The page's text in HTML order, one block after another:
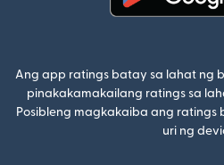
Ang app ratings batay sa lahat ng
pinakakamakailang ratings sa
Posibleng magkakaiba ang ratings
uri ng